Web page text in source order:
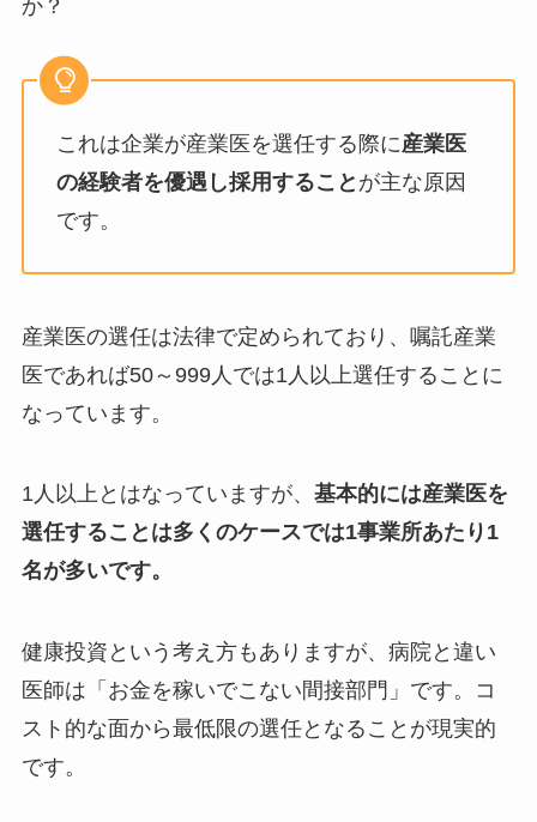
か？
これは企業が産業医を選任する際に産業医
の経験者を優遇し採用すること が主な原因
です。
産業医の選任は法律で定められており、嘱託産業
医であれば50～999人では1人以上選任することに
なっています。
1人以上とはなっていますが、 基本的には産業医を
選任することは多くのケースでは1事業所あたり1
名が多いです。
健康投資という考え方もありますが、病院と違い
医師は「お金を稼いでこない間接部門」です。コ
スト的な面から最低限の選任となることが現実的
です。